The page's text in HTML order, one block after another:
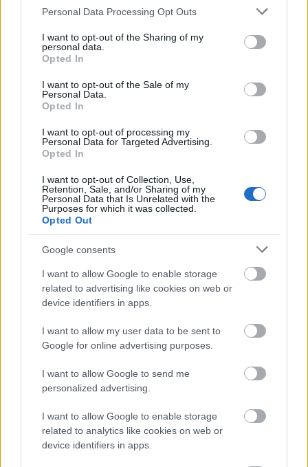
Please note that this website/app uses one or more Google
not limited to your visit or usage behaviour. You may click to
grant or deny consent to Google and its third-party tags to
use your data for below specified purposes in below Google
consent section.
Personal Data Processing Opt Outs
I want to opt-out of the Sharing of my
personal data.
Opted In
I want to opt-out of the Sale of my
Personal Data.
Opted In
I want to opt-out of processing my
Personal Data for Targeted Advertising.
Opted In
I want to opt-out of Collection, Use,
Retention, Sale, and/or Sharing of my
Personal Data that Is Unrelated with the
Purposes for which it was collected.
Opted Out
Google consents
I want to allow Google to enable storage
related to advertising like cookies on web or
device identifiers in apps.
I want to allow my user data to be sent to
Google for online advertising purposes.
I want to allow Google to send me
personalized advertising.
I want to allow Google to enable storage
related to analytics like cookies on web or
device identifiers in apps.
Η γαλάζια «θετική ατζέντα» στο δρόμο για το
ΣΥΡΙΖΑ μελετούν Ιστορία
Πυρόπληκτοι: Τι σημαίνουν τα «πράσινα»,
«κίτρινα» και «κόκκινα» σπίτια για τις
αποζημιώσεις
Ποια είναι η (κυβερνητική) λίστα με τα μεγάλα
οδικά έργα και τα εκτιμώμενα
χρονοδιαγράμματα
TAGS: Τζο Μπάιντεν Ουκρανία
ΗΠΑ
Βολοντίμιρ Ζελένσκι
BEST OFINTERNET